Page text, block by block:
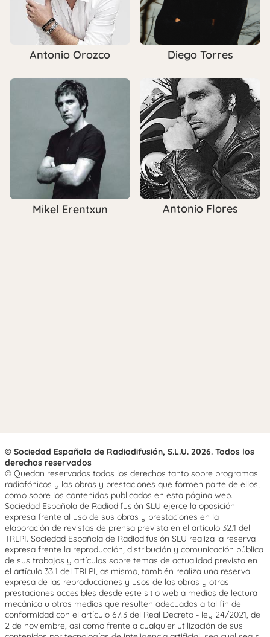
Antonio Orozco Diego Torres
Mikel Erentxun Antonio Flores
© Sociedad Española de Radiodifusión, S.L.U. 2026. Todos los
derechos reservados
© Quedan reservados todos los derechos tanto sobre programas
radiofónicos y las obras y prestaciones que formen parte de ellos,
como sobre los contenidos publicados en esta página web.
Sociedad Española de Radiodifusión SLU ejerce la oposición
expresa frente al uso de sus obras y prestaciones en la
elaboración de revistas de prensa prevista en el artículo 32.1 del
TRLPI. Sociedad Española de Radiodifusión SLU realiza la reserva
expresa frente la reproducción, distribución y comunicación pública
de sus trabajos y artículos sobre temas de actualidad prevista en
el artículo 33.1 del TRLPI, asimismo, también realiza una reserva
expresa de las reproducciones y usos de las obras y otras
prestaciones accesibles desde este sitio web a medios de lectura
mecánica u otros medios que resulten adecuados a tal fin de
conformidad con el artículo 67.3 del Real Decreto - ley 24/2021, de
2 de noviembre, así como frente a cualquier utilización de sus